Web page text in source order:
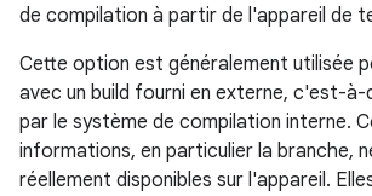
de compilation à partir de l'appareil de
Cette option est généralement utilisée
avec un build fourni en externe, c'est-à-
par le système de compilation interne.
informations, en particulier la branche,
réellement disponibles sur l'appareil.